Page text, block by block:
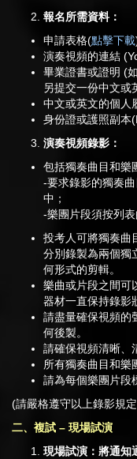
報名所需資料：
申請表格(點擊下載
演奏視頻的連結
畢業證書或證明 (
另提交一份中文或
中文或英文的個人
身份證或護照副本
演奏視頻錄影：
包括獨奏曲目和樂
-要求錄影的獨奏
中；
-樂團片段須按列表
投考人可將獨奏曲
分別錄製為兩個獨
何形式的剪輯。
樂曲或片段之間可
器材一直保持錄影
請盡量確保視頻的
何後製。
請確保視頻清晰、
所有獨奏曲目和樂
請為每個樂團片段
(請嚴格遵守以上錄影規
二、複試 – 現場試演
現場試演：將通知